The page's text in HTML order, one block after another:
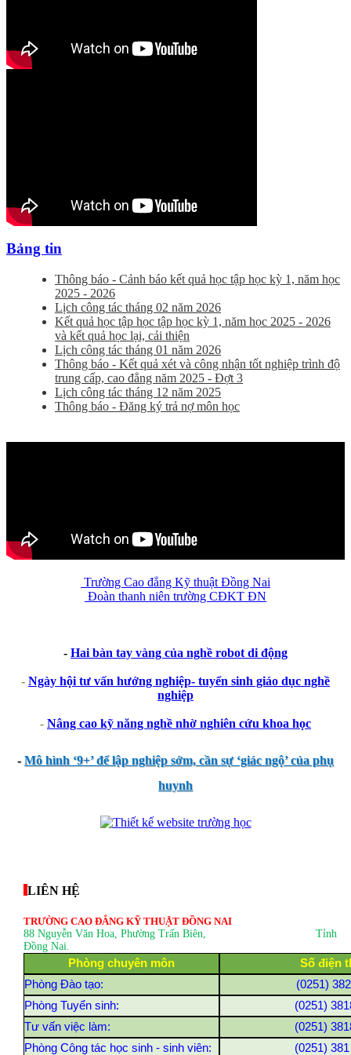
Bảng tin
Thông báo - Cảnh báo kết quả học tập học kỳ 1, năm học
2025 - 2026
Lịch công tác tháng 02 năm 2026
Kết quả học tập học tập học kỳ 1, năm học 2025 - 2026
và kết quả học lại, cải thiện
Lịch công tác tháng 01 năm 2026
Thông báo - Kết quả xét và công nhận tốt nghiệp trình độ
trung cấp, cao đẳng năm 2025 - Đợt 3
Lịch công tác tháng 12 năm 2025
Thông báo - Đăng ký trả nợ môn học
Trường Cao đẳng Kỹ thuật Đồng Nai
Đoàn thanh niên trường CĐKT ĐN
- Hai bàn tay vàng của nghề robot di động
- Ngày hội tư vấn hướng nghiệp- tuyển sinh giáo dục nghề
nghiệp
- Nâng cao kỹ năng nghề nhờ nghiên cứu khoa học
-Mô hình ‘9+’ để lập nghiệp sớm, cần sự ‘giác ngộ’ của phụ
huynh
LIÊN HỆ
TRƯỜNG CAO ĐẲNG KỸ THUẬT ĐỒNG NAI
88 Nguyễn Văn Hoa, Phường Trấn Biên , Tỉnh
Đồng Nai.
Phòng chuyên môn
Số điện
Phòng Đào tạo:
(0251)
Phòng Tuyển sinh:
(0251)
Tư vấn việc làm:
(0251)
Phòng Công tác học sinh - sinh viên:
(0251)